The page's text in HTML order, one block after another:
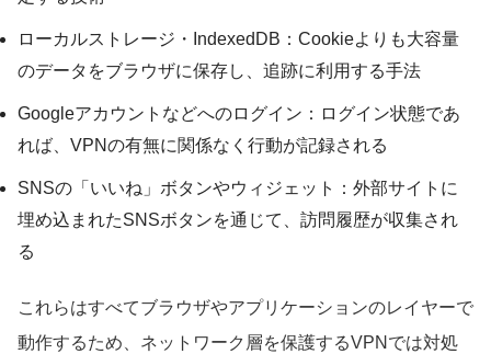
ローカルストレージ・IndexedDB：Cookieよりも大容量
のデータをブラウザに保存し、追跡に利用する手法
Googleアカウントなどへのログイン：ログイン状態であ
れば、VPNの有無に関係なく行動が記録される
SNSの「いいね」ボタンやウィジェット：外部サイトに
埋め込まれたSNSボタンを通じて、訪問履歴が収集され
る
これらはすべてブラウザやアプリケーションのレイヤーで
動作するため、ネットワーク層を保護するVPNでは対処